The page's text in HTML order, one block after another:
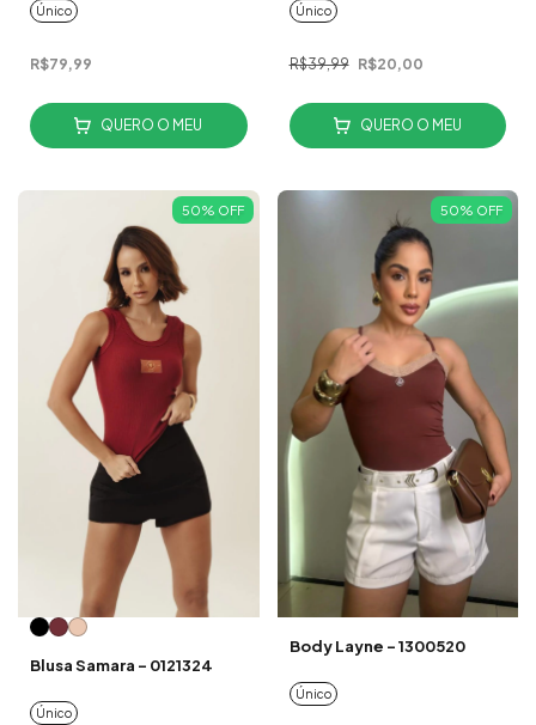
Único
R$79,99
QUERO O MEU
Único
R$39,99 R$20,00
QUERO O MEU
50% OFF
Blusa Samara - 0121324
Único
50% OFF
Body Layne - 1300520
Único